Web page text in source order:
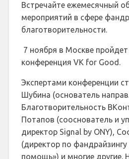
Встречайте ежемесячный
мероприятий в сфере
благотворительности.
7 ноября в Москве
конференция VK for Good.
Экспертами конференции
Шубина (основатель
Благотворительность
Потапов (сооснователь и
директор Signal by ONY),
(директор по
помощь») и многие другие.